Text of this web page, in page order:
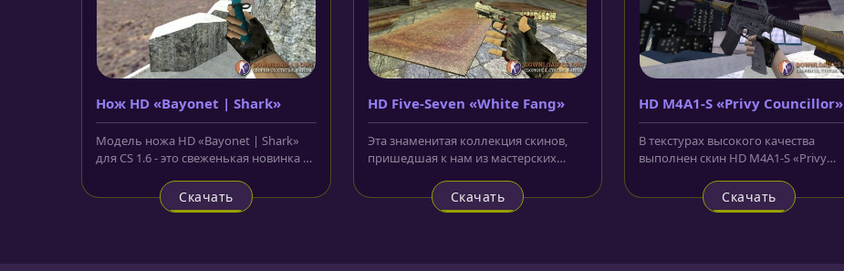
Нож HD «Bayonet | Shark»
Модель ножа HD «Bayonet | Shark»
для CS 1.6 - это свеженькая новинка в
Скачать
HD Five-Seven «White Fang»
Эта знаменитая коллекция скинов,
пришедшая к нам из мастерских
Скачать
HD M4A1-S «Privy Councillor»
В текстурах высокого качества
выполнен скин HD M4A1-S «Privy
Скачать